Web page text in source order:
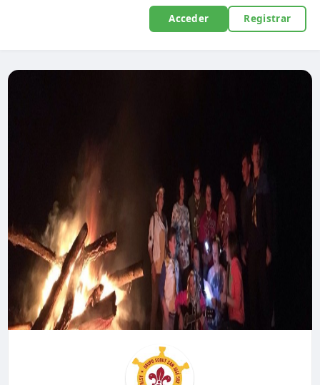
Acceder Registrar